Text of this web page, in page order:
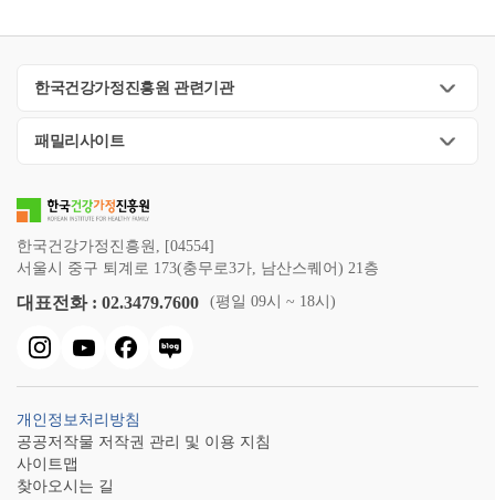
한국건강가정진흥원 관련기관
패밀리사이트
한국건강가정진흥원, [04554]
서울시 중구 퇴계로 173(충무로3가, 남산스퀘어) 21층
대표전화 : 02.3479.7600 (평일 09시 ~ 18시)
개인정보처리방침
공공저작물 저작권 관리 및 이용 지침
사이트맵
찾아오시는 길